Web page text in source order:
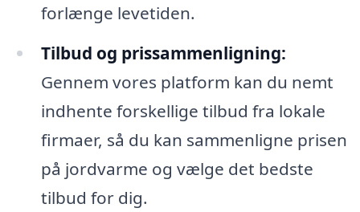
forlænge levetiden.
Tilbud og prissammenligning:
Gennem vores platform kan du nemt
indhente forskellige tilbud fra lokale
firmaer, så du kan sammenligne prisen
på jordvarme og vælge det bedste
tilbud for dig.